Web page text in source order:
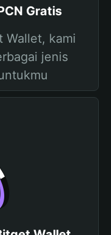
Gratis
Wallet, kami
jenis